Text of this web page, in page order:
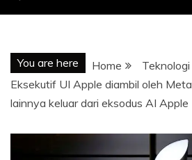
You are here Home
Teknologi
Eksekutif UI Apple diambil oleh
lainnya keluar dari eksodus AI Apple